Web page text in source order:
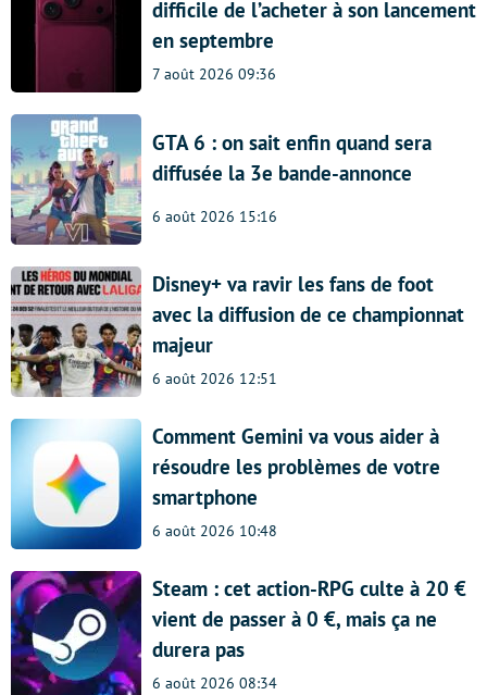
difficile de l’acheter à son lancement
en septembre
7 août 2026 09:36
GTA 6 : on sait enfin quand sera
diffusée la 3e bande-annonce
6 août 2026 15:16
Disney+ va ravir les fans de foot
avec la diffusion de ce championnat
majeur
6 août 2026 12:51
Comment Gemini va vous aider à
résoudre les problèmes de votre
smartphone
6 août 2026 10:48
Steam : cet action-RPG culte à 20 €
vient de passer à 0 €, mais ça ne
durera pas
6 août 2026 08:34